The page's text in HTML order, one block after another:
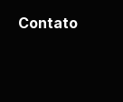
Contato